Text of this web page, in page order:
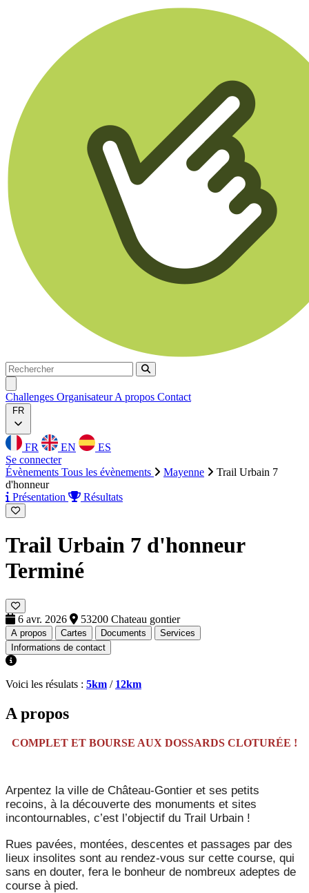
Rechercher
Rechercher
Challenges OrganisateurA propos Contact
FR
FR EN
ES
Se connecter
Évènements Tous les évènements Mayenne
Trail Urbain 7
d'honneur
Présentation
Résultats
Trail Urbain 7 d'honneur
Terminé
6 avr. 2026 53200 Chateau gontier
A propos Cartes Documents
Services
Informations de contact
Voici les résulats : 5km / 12km
A propos
COMPLET ET BOURSE AUX DOSSARDS CLOTURÉE !
Arpentez la ville de Château-Gontier et ses petits
recoins, à la découverte des monuments et sites
incontournables, c’est l’objectif du Trail Urbain !
Rues pavées, montées, descentes et passages par des
lieux insolites sont au rendez-vous sur cette course, qui
sans en douter, fera le bonheur de nombreux adeptes de
course à pied.